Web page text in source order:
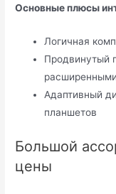
Основные плюсы
Логичная
Продвинутый
Адаптивный
планшетов
Большой
цены